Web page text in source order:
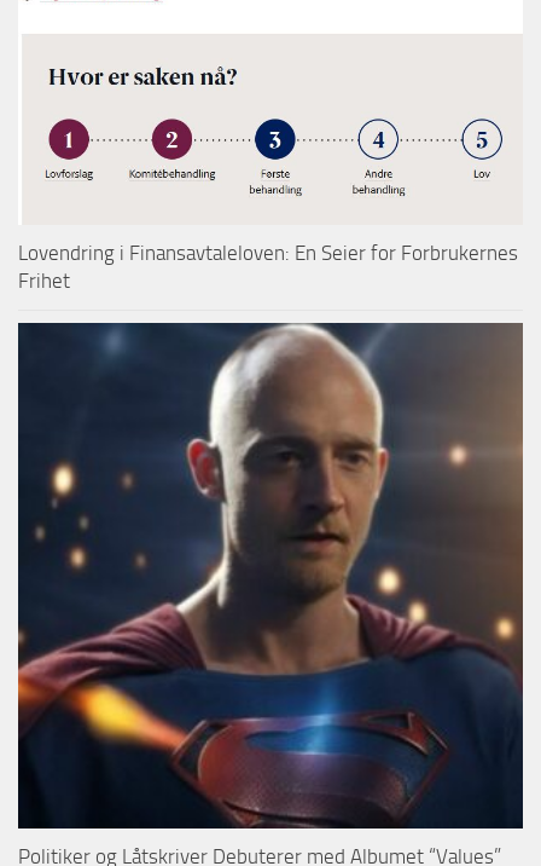
Lovendring i Finansavtaleloven: En Seier for Forbrukernes
Frihet
Politiker og Låtskriver Debuterer med Albumet “Values”